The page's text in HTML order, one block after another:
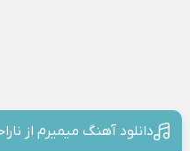
دانلود آهنگ میمیرم از